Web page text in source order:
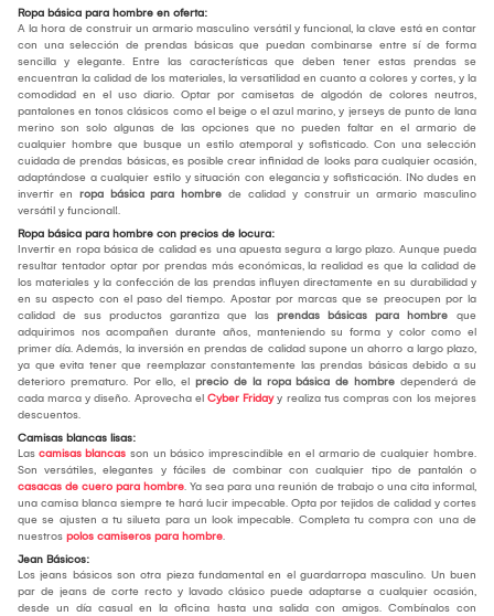
Ropa básica para hombre en oferta:
A la hora de construir un armario masculino versátil y funcional, la clave está en contar
con una selección de prendas básicas que puedan combinarse entre sí de forma
sencilla y elegante. Entre las características que deben tener estas prendas se
encuentran la calidad de los materiales, la versatilidad en cuanto a colores y cortes, y la
comodidad en el uso diario. Optar por camisetas de algodón de colores neutros,
pantalones en tonos clásicos como el beige o el azul marino, y jerseys de punto de lana
merino son solo algunas de las opciones que no pueden faltar en el armario de
cualquier hombre que busque un estilo atemporal y sofisticado. Con una selección
cuidada de prendas básicas, es posible crear infinidad de looks para cualquier ocasión,
adaptándose a cualquier estilo y situación con elegancia y sofisticación. ¡No dudes en
invertir en ropa básica para hombre de calidad y construir un armario masculino
versátil y funcional!.
Ropa básica para hombre con precios de locura:
Invertir en ropa básica de calidad es una apuesta segura a largo plazo. Aunque pueda
resultar tentador optar por prendas más económicas, la realidad es que la calidad de
los materiales y la confección de las prendas influyen directamente en su durabilidad y
en su aspecto con el paso del tiempo. Apostar por marcas que se preocupen por la
calidad de sus productos garantiza que las prendas básicas para hombre que
adquirimos nos acompañen durante años, manteniendo su forma y color como el
primer día. Además, la inversión en prendas de calidad supone un ahorro a largo plazo,
ya que evita tener que reemplazar constantemente las prendas básicas debido a su
deterioro prematuro. Por ello, el precio de la ropa básica de hombre dependerá de
cada marca y diseño. Aprovecha el Cyber Fridayy realiza tus compras con los mejores
descuentos.
Camisas blancas lisas:
Las camisas blancas son un básico imprescindible en el armario de cualquier hombre.
Son versátiles, elegantes y fáciles de combinar con cualquier tipo de pantalón o
casacas de cuero para hombre. Ya sea para una reunión de trabajo o una cita informal,
una camisa blanca siempre te hará lucir impecable. Opta por tejidos de calidad y cortes
que se ajusten a tu silueta para un look impecable. Completa tu compra con una de
nuestros polos camiseros para hombre.
Jean Básicos:
Los jeans básicos son otra pieza fundamental en el guardarropa masculino. Un buen
par de jeans de corte recto y lavado clásico puede adaptarse a cualquier ocasión,
desde un día casual en la oficina hasta una salida con amigos. Combínalos con